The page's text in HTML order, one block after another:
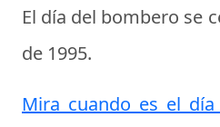
El día del bombero se
de 1995.
Mira cuando es el